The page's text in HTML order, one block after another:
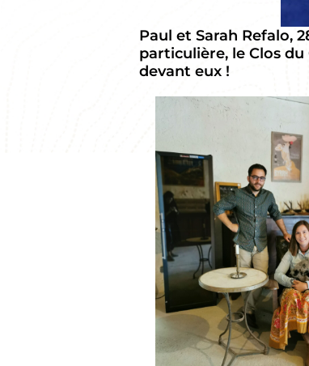
Paul et Sarah Refalo,
particulière, le Clos
devant eux !